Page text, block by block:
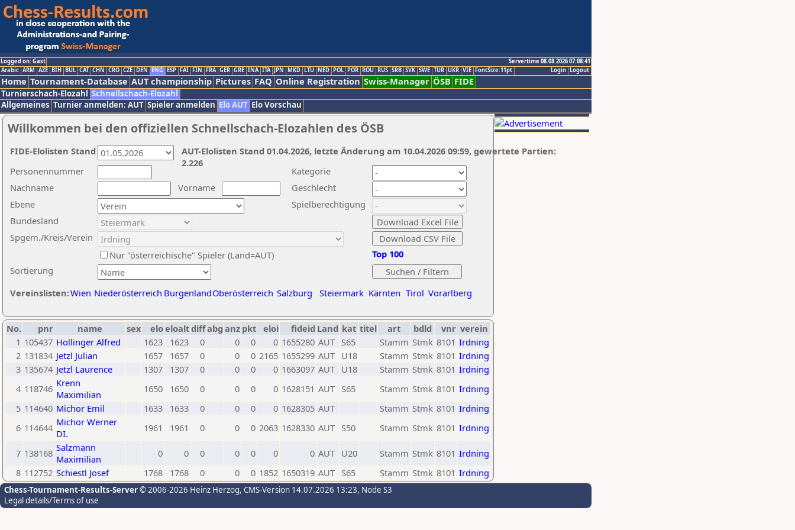
Logged on: Gast
Servertime 08.08.2026 07:08:41
Logout
Login
Arabic ARM AZE BIH BUL CAT CHN CRO CZE DEN ENG ESP FAI FIN FRA GER GRE INA ITA JPN MKD LTU NED POL POR ROU RUS SRB SVK SWE TUR UKR VIE FontSize:11pt
Home Tournament-Database AUT championship Pictures FAQ Online Registration Swiss-Manager ÖSB FIDE
Turnierschach-Elozahl Schnellschach-Elozahl
Allgemeines Turnier anmelden: AUT Spieler anmelden Elo AUT Elo Vorschau
Willkommen bei den offiziellen Schnellschach-Elozahlen des ÖSB
Nachname
Vorname
Ebene
Kategorie
Sortierung
Personennummer
Bundesland
Spgem./Kreis/Verein
Geschlecht
Nur "österreichische" Spieler (Land=AUT)
Spielberechtigung
Vereinslisten:Wien Niederösterreich BurgenlandOberösterreich Salzburg Steiermark Kärnten Tirol Vorarlberg
Top 100
AUT-Elolisten Stand 01.04.2026, letzte Änderung am 10.04.2026 09:59, gewertete Partien:
2.226
FIDE-Elolisten Stand
No. pnr name sex eloeloaltdiffabg anz pkt eloi fideid Land kat titel art bdld vnr verein
1 105437 Hollinger Alfred 1623 1623 0 0 0 0 1655280 AUT S65 Stamm Stmk 8101 Irdning
2 131834 Jetzl Julian 1657 1657 0 0 0 2165 1655299 AUT U18 Stamm Stmk 8101 Irdning
3 135674 Jetzl Laurence 1307 1307 0 0 0 0 1663097 AUT U18 Stamm Stmk 8101 Irdning
4 118746 Krenn
Maximilian
1650 1650 0 0 0 0 1628151 AUT S65 Stamm Stmk 8101 Irdning
5 114640 Michor Emil 1633 1633 0 0 0 0 1628305 AUT Stamm Stmk 8101 Irdning
6 114644 Michor Werner
DI.
1961 1961 0 0 0 2063 1628330 AUT S50 Stamm Stmk 8101 Irdning
7 138168 Salzmann
Maximilian
0 0 0 0 0 0 0 AUT U20 Stamm Stmk 8101 Irdning
8 112752 Schiestl Josef 1768 1768 0 0 0 1852 1650319 AUT S65 Stamm Stmk 8101 Irdning
Chess-Tournament-Results-Server© 2006-2026 Heinz Herzog, CMS-Version 14.07.2026 13:23, Node S3
Legal details/Terms of use